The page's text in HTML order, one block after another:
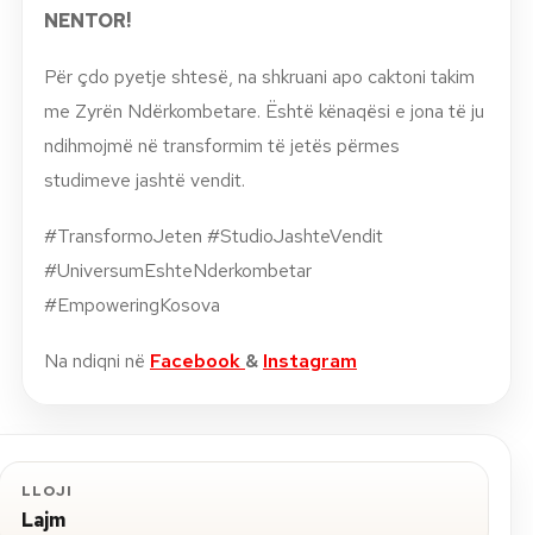
NENTOR!
Për çdo pyetje shtesë, na shkruani apo caktoni takim
me Zyrën Ndërkombetare. Është kënaqësi e jona të ju
ndihmojmë në transformim të jetës përmes
studimeve jashtë vendit.
#TransformoJeten #StudioJashteVendit
#UniversumEshteNderkombetar
#EmpoweringKosova
Na ndiqni në Facebook & Instagram
LLOJI
Lajm